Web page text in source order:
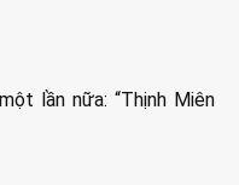
lần nữa: “Thịnh Miên